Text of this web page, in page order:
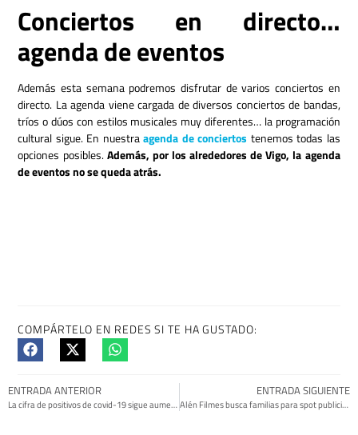
Conciertos en directo…
agenda de eventos
Además esta semana podremos disfrutar de varios conciertos en
directo. La agenda viene cargada de diversos conciertos de bandas,
tríos o dúos con estilos musicales muy diferentes… la programación
cultural sigue. En nuestraagenda de conciertos tenemos todas las
opciones posibles.Además, por los alrededores de Vigo, la agenda
de eventos no se queda atrás.